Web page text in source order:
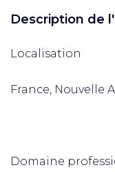
Description de
Localisation
France, Nouvelle
Domaine